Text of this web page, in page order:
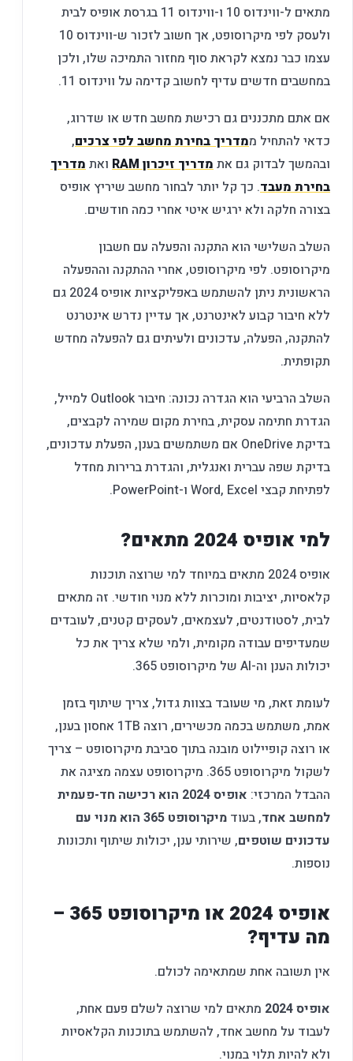
מתאים ל-ווינדוס 10 ו-ווינדוס 11 בגרסת אופיס לבית
ולעסק לפי מיקרוסופט, אך חשוב לזכור ש-ווינדוס 10
עצמו כבר נמצא לקראת סוף מחזור התמיכה שלו, ולכן
במחשבים חדשים עדיף לחשוב קדימה על ווינדוס 11.
אם אתם מתכננים גם רכישת מחשב חדש או שדרוג,
כדאי להתחיל ממדריך בחירת מחשב לפי צרכים,
ובהמשך לבדוק גם אתמדריך זיכרון RAM ואתמדריך
בחירת מעבד. כך קל יותר לבחור מחשב שיריץ אופיס
בצורה חלקה ולא ירגיש איטי אחרי כמה חודשים.
השלב השלישי הוא התקנה והפעלה עם חשבון
מיקרוסופט. לפי מיקרוסופט, אחרי ההתקנה וההפעלה
הראשונית ניתן להשתמש באפליקציות אופיס 2024 גם
ללא חיבור קבוע לאינטרנט, אך עדיין נדרש אינטרנט
להתקנה, הפעלה, עדכונים ולעיתים גם להפעלה מחדש
תקופתית.
השלב הרביעי הוא הגדרה נכונה: חיבור Outlook למייל,
הגדרת חתימה עסקית, בחירת מקום שמירה לקבצים,
בדיקת OneDrive אם משתמשים בענן, הפעלת עדכונים,
בדיקת שפה עברית ואנגלית, והגדרת ברירות מחדל
לפתיחת קבצי Word, Excel ו-PowerPoint.
למי אופיס 2024 מתאים?
אופיס 2024 מתאים במיוחד למי שרוצה תוכנות
קלאסיות, יציבות ומוכרות ללא מנוי חודשי. זה מתאים
לבית, לסטודנטים, לעצמאים, לעסקים קטנים, לעובדים
שמעדיפים עבודה מקומית, ולמי שלא צריך את כל
יכולות הענן וה-AI של מיקרוסופט 365.
לעומת זאת, מי שעובד בצוות גדול, צריך שיתוף בזמן
אמת, משתמש בכמה מכשירים, רוצה 1TB אחסון בענן,
או רוצה קופיילוט מובנה בתוך סביבת מיקרוסופט – צריך
לשקול מיקרוסופט 365. מיקרוסופט עצמה מציגה את
ההבדל המרכזי:
אופיס 2024 הוא רכישה חד-פעמית
למחשב אחד, בעוד
מיקרוסופט 365 הוא מנוי עם
עדכונים שוטפים, שירותי ענן, יכולות שיתוף ותכונות
נוספות.
אופיס 2024 או מיקרוסופט 365 –
מה עדיף?
אין תשובה אחת שמתאימה לכולם.
אופיס 2024
מתאים למי שרוצה לשלם פעם אחת,
לעבוד על מחשב אחד, להשתמש בתוכנות הקלאסיות
ולא להיות תלוי במנוי.